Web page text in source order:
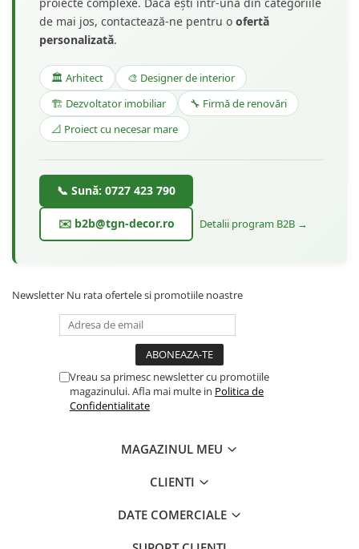
de mai jos, contactează-ne pentru o ofertă
personalizată.
🏛️ Arhitect
🎨 Designer de interior
🏗️ Dezvoltator imobiliar
🔧 Firmă de renovări
📐 Proiect cu necesar mare
📞 Sună: 0727 423 790
✉️ b2b@tgn-decor.ro Detalii program B2B →
Newsletter Nu rata ofertele si promotiile noastre
Vreau sa primesc newsletter cu promotiile
magazinului. Afla mai multe in Politica de
Confidentialitate
MAGAZINUL MEU
CLIENTI
DATE COMERCIALE